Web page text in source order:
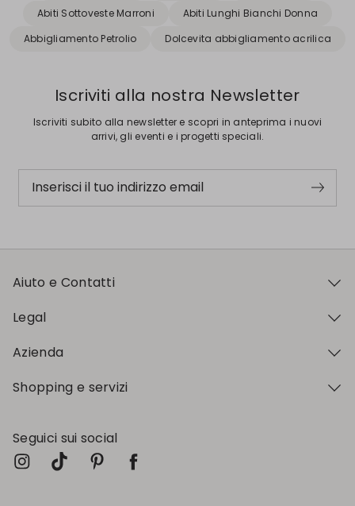
Abiti Sottoveste Marroni
Abiti Lunghi Bianchi Donna
Abbigliamento Petrolio
Dolcevita abbigliamento acrilica
Iscriviti alla nostra Newsletter
Iscriviti subito alla newsletter e scopri in anteprima i nuovi
arrivi, gli eventi e i progetti speciali.
Inserisci il tuo indirizzo email
Aiuto e Contatti
Legal
Azienda
Shopping e servizi
Seguici sui social